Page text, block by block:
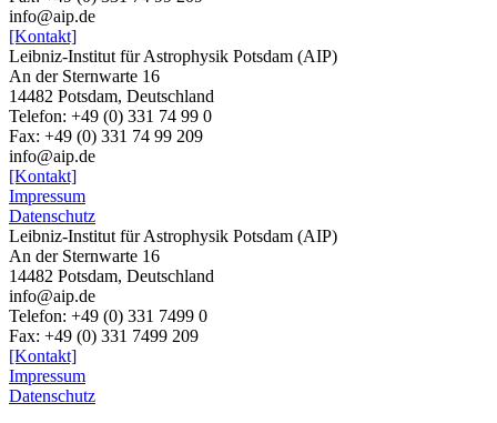
info@aip.de
[Kontakt]
Leibniz-Institut für Astrophysik Potsdam (AIP)
An der Sternwarte 16
14482 Potsdam, Deutschland
Telefon: +49 (0) 331 74 99 0
Fax: +49 (0) 331 74 99 209
info@aip.de
[Kontakt]
Impressum
Datenschutz
Leibniz-Institut für Astrophysik Potsdam (AIP)
An der Sternwarte 16
14482 Potsdam, Deutschland
info@aip.de
Telefon: +49 (0) 331 7499 0
Fax: +49 (0) 331 7499 209
[Kontakt]
Impressum
Datenschutz